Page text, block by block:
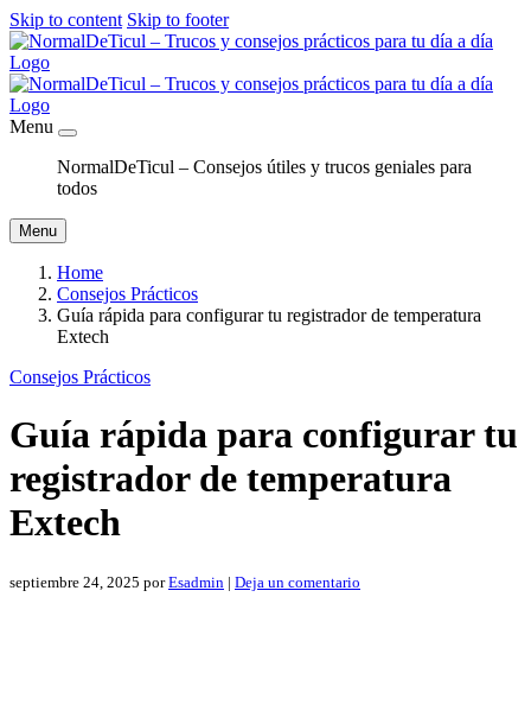
Skip to content Skip to footer
Menu
NormalDeTicul – Consejos útiles y trucos geniales para
todos
Menu
Home
Consejos Prácticos
Guía rápida para configurar tu registrador de temperatura
Extech
Consejos Prácticos
Guía rápida para configurar tu
registrador de temperatura
Extech
septiembre 24, 2025 porEsadmin | Deja un comentario